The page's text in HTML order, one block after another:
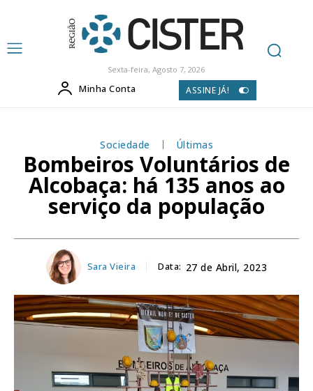
Sexta-feira, Agosto 7, 2026
Minha Conta ASSINE JÁ!
Sociedade Últimas
Bombeiros Voluntários de
Alcobaça: há 135 anos ao
serviço da população
Sara Vieira Data: 27 de Abril, 2023